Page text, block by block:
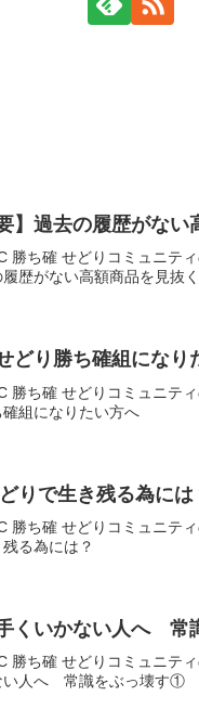
】過去の履歴がな
勝ち確 せどりコミュニテ
歴がない高額商品を見抜
どり勝ち確組になり
勝ち確 せどりコミュニテ
組になりたい方へ
りで生き残る為には
勝ち確 せどりコミュニテ
る為には？
くいかない人へ 常
勝ち確 せどりコミュニテ
い人へ 常識をぶっ壊す①